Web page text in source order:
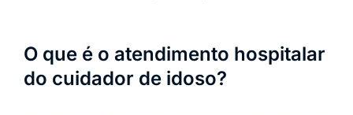
O que é o atendimento hospitalar
do cuidador de idoso?